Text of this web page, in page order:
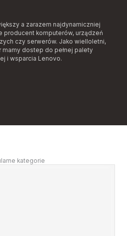
a zarazem najdynamiczniej
producent komputerów, urządzeń
czy serwerów. Jako wielloletni,
mamy dostep do pełnej palety
i wsparcia Lenovo.
kategorie